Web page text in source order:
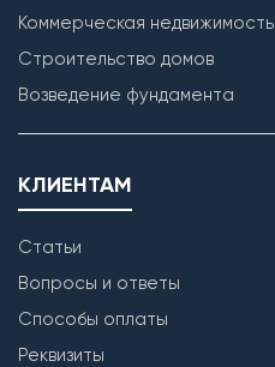
Коммерческая недвижимость
Строительство домов
Возведение фундамента
КЛИЕНТАМ
Статьи
Вопросы и ответы
Способы оплаты
Реквизиты